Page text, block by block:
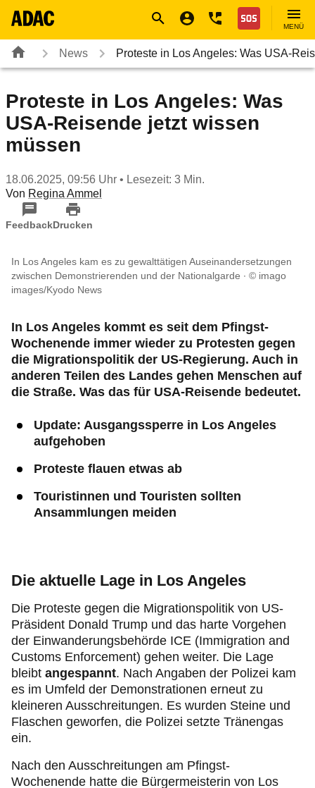
Nothilfe
MENÜ
News Proteste in Los Angeles: Was USA-
Proteste in Los Angeles: Was
USA-Reisende jetzt wissen
müssen
18.06.2025, 09:56 Uhr • Lesezeit: 3 Min.
Von Regina Ammel
FeedbackDrucken
In Los Angeles kam es zu gewalttätigen Auseinandersetzungen
zwischen Demonstrierenden und der Nationalgarde
© imago
images/Kyodo News
In Los Angeles kommt es seit dem Pfingst-
Wochenende immer wieder zu Protesten gegen
die Migrationspolitik der US-Regierung. Auch in
anderen Teilen des Landes gehen Menschen auf
die Straße. Was das für USA-Reisende bedeutet.
Update: Ausgangssperre in Los Angeles
aufgehoben
Proteste flauen etwas ab
Touristinnen und Touristen sollten
Ansammlungen meiden
Die aktuelle Lage in Los Angeles
Die Proteste gegen die Migrationspolitik von US-
Präsident Donald Trump und das harte Vorgehen
der Einwanderungsbehörde ICE (Immigration and
Customs Enforcement) gehen weiter. Die Lage
bleibt angespannt. Nach Angaben der Polizei kam
es im Umfeld der Demonstrationen erneut zu
kleineren Ausschreitungen. Es wurden Steine und
Flaschen geworfen, die Polizei setzte Tränengas
ein.
Nach den Ausschreitungen am Pfingst-
Wochenende hatte die Bürgermeisterin von Los